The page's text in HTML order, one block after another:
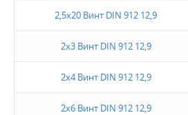
2,5х20 Винт DIN 912 12,9
2х3 Винт DIN 912 12,9
2х4 Винт DIN 912 12,9
2х6 Винт DIN 912 12,9